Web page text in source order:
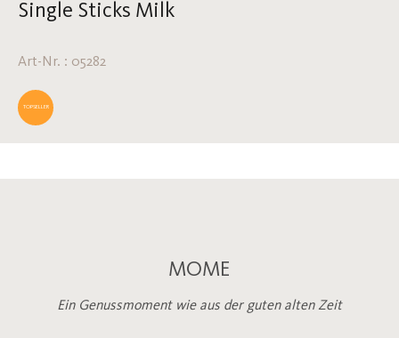
Single Sticks Milk
Art-Nr. : 05282
TOPSELLER
MOME
Ein Genussmoment wie aus der guten alten Zeit